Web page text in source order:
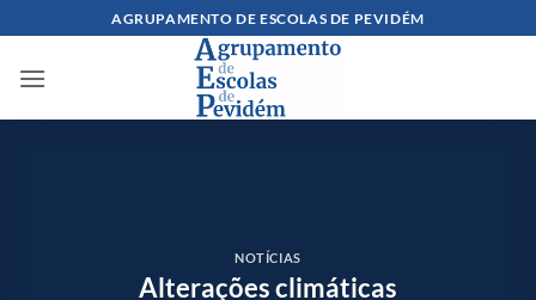
content
AGRUPAMENTO DE ESCOLAS DE PEVIDÉM
NOTÍCIAS
Alterações climáticas